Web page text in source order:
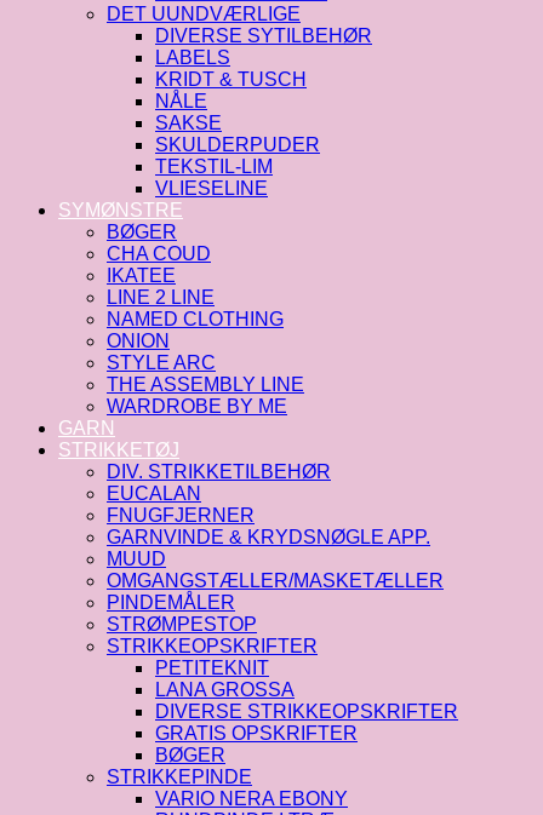
DET UUNDVÆRLIGE
DIVERSE SYTILBEHØR
LABELS
KRIDT & TUSCH
NÅLE
SAKSE
SKULDERPUDER
TEKSTIL-LIM
VLIESELINE
SYMØNSTRE
BØGER
CHA COUD
IKATEE
LINE 2 LINE
NAMED CLOTHING
ONION
STYLE ARC
THE ASSEMBLY LINE
WARDROBE BY ME
GARN
STRIKKETØJ
DIV. STRIKKETILBEHØR
EUCALAN
FNUGFJERNER
GARNVINDE & KRYDSNØGLE APP.
MUUD
OMGANGSTÆLLER/MASKETÆLLER
PINDEMÅLER
STRØMPESTOP
STRIKKEOPSKRIFTER
PETITEKNIT
LANA GROSSA
DIVERSE STRIKKEOPSKRIFTER
GRATIS OPSKRIFTER
BØGER
STRIKKEPINDE
VARIO NERA EBONY